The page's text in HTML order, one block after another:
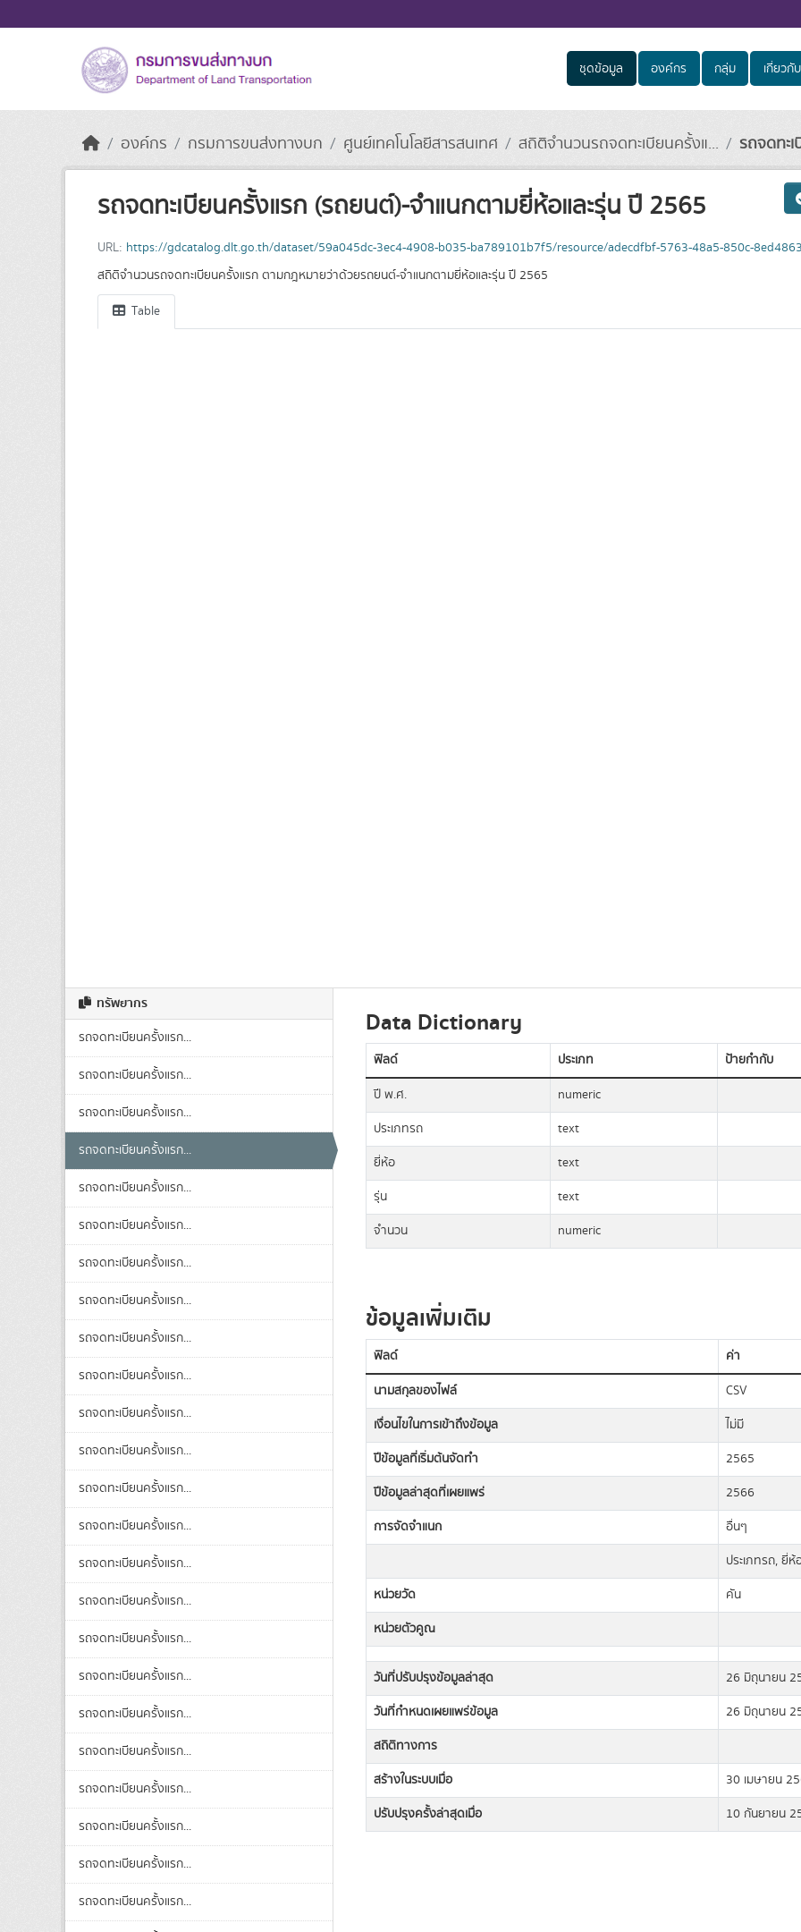
ชุดข้อมูล องค์กร กลุ่ม เกี่ยวกับ
องค์กร กรมการขนส่งทางบก ศูนย์เทคโนโลยีสารสนเทศ สถิติจำนวนรถจดทะเบียนครั้งแ... รถจดทะ
รถจดทะเบียนครั้งแรก (รถยนต์)-จำแนกตามยี่ห้อและรุ่น ปี 2565
URL: https://gdcatalog.dlt.go.th/dataset/59a045dc-3ec4-4908-b035-ba789101b7f5/resource/adecdfbf-5763-48a5-850c-
สถิติจำนวนรถจดทะเบียนครั้งแรก ตามกฎหมายว่าด้วยรถยนต์-จำแนกตามยี่ห้อและรุ่น ปี 2565
Table
ทรัพยากร
รถจดทะเบียนครั้งแรก...
รถจดทะเบียนครั้งแรก...
รถจดทะเบียนครั้งแรก...
รถจดทะเบียนครั้งแรก...
รถจดทะเบียนครั้งแรก...
รถจดทะเบียนครั้งแรก...
รถจดทะเบียนครั้งแรก...
รถจดทะเบียนครั้งแรก...
รถจดทะเบียนครั้งแรก...
รถจดทะเบียนครั้งแรก...
รถจดทะเบียนครั้งแรก...
รถจดทะเบียนครั้งแรก...
รถจดทะเบียนครั้งแรก...
รถจดทะเบียนครั้งแรก...
รถจดทะเบียนครั้งแรก...
รถจดทะเบียนครั้งแรก...
รถจดทะเบียนครั้งแรก...
รถจดทะเบียนครั้งแรก...
รถจดทะเบียนครั้งแรก...
รถจดทะเบียนครั้งแรก...
รถจดทะเบียนครั้งแรก...
รถจดทะเบียนครั้งแรก...
รถจดทะเบียนครั้งแรก...
รถจดทะเบียนครั้งแรก...
Data Dictionary
ฟิลด์ ประเภท ป้ายกำกับ
ปี พ.ศ.
numeric
ประเภทรถ
text
ยี่ห้อ
text
รุ่น
text
จำนวน
numeric
ข้อมูลเพิ่มเติม
ฟิลด์
ค่า
นามสกุลของไฟล์
CSV
เงื่อนไขในการเข้าถึงข้อมูล
ไม่มี
ปีข้อมูลที่เริ่มต้นจัดทำ
2565
ปีข้อมูลล่าสุดที่เผยแพร่
2566
การจัดจำแนก
อื่นๆ
ประเภทรถ, ยี่ห้
หน่วยวัด
คัน
หน่วยตัวคูณ
วันที่ปรับปรุงข้อมูลล่าสุด
26 มิถุนายน
วันที่กำหนดเผยแพร่ข้อมูล
26 มิถุนายน
สถิติทางการ
สร้างในระบบเมื่อ
30 เมษายน
ปรับปรุงครั้งล่าสุดเมื่อ
10 กันยายน